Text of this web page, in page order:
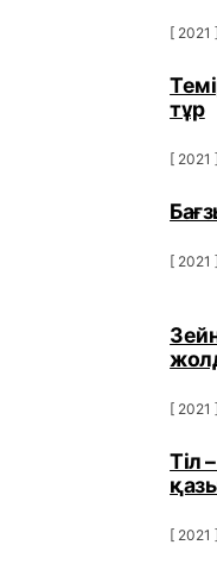
[ 2021
тұр
[ 2021
[ 2021
[ 2021
Тіл
[ 2021